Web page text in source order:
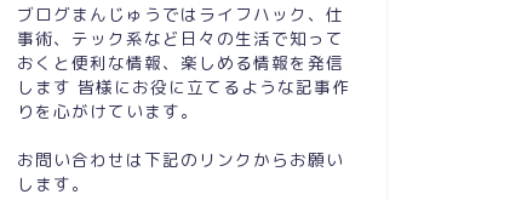
ブログまんじゅうではライフハック、仕
事術、テック系など日々の生活で知って
おくと便利な情報、楽しめる情報を発信
します 皆様にお役に立てるような記事作
りを心がけています。
お問い合わせは下記のリンクからお願い
します。